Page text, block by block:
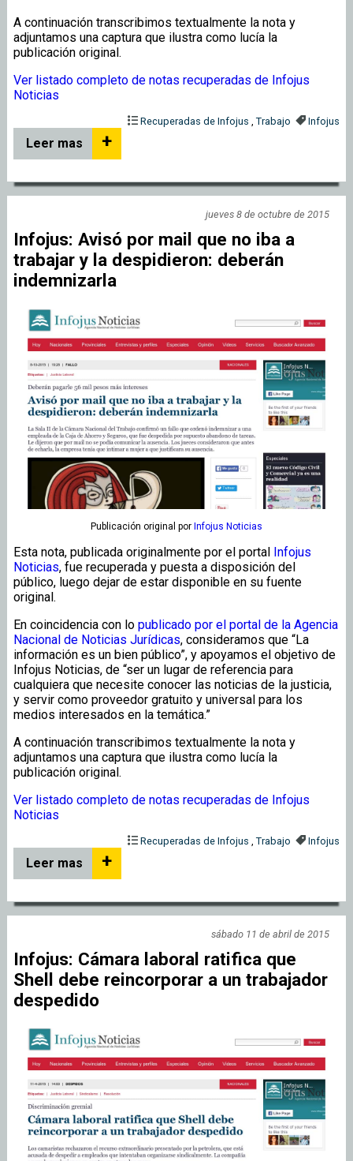
A continuación transcribimos textualmente la nota y
adjuntamos una captura que ilustra como lucía la
publicación original.
Ver listado completo de notas recuperadas de Infojus
Noticias
Infojus
Recuperadas de Infojus , Trabajo
Leer mas +
jueves 8 de octubre de 2015
Infojus: Avisó por mail que no iba a
trabajar y la despidieron: deberán
indemnizarla
Publicación original por Infojus Noticias
Esta nota, publicada originalmente por el portal Infojus
Noticias, fue recuperada y puesta a disposición del
público, luego dejar de estar disponible en su fuente
original.
En coincidencia con lo publicado por el portal de la Agencia
Nacional de Noticias Jurídicas, consideramos que “La
información es un bien público”, y apoyamos el objetivo de
Infojus Noticias, de “ser un lugar de referencia para
cualquiera que necesite conocer las noticias de la justicia,
y servir como proveedor gratuito y universal para los
medios interesados en la temática.”
A continuación transcribimos textualmente la nota y
adjuntamos una captura que ilustra como lucía la
publicación original.
Ver listado completo de notas recuperadas de Infojus
Noticias
Infojus
Recuperadas de Infojus , Trabajo
Leer mas +
sábado 11 de abril de 2015
Infojus: Cámara laboral ratifica que
Shell debe reincorporar a un trabajador
despedido